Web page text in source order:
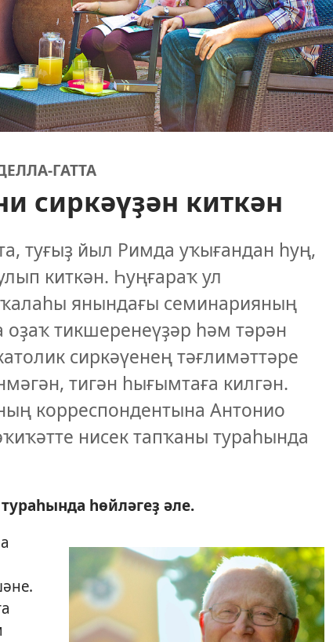
ГАТТА
сиркәүҙән киткән
туғыҙ йыл Римда уҡығандан һуң,
киткән. Һуңғараҡ ул
янындағы семинарияның
оҙаҡ тикшеренеүҙәр һәм тәрән
сиркәүенең тәғлимәттәре
тигән һығымтаға килгән.
корреспондентына Антонио
нисек тапҡаны тураһында
һөйләгеҙ әле.